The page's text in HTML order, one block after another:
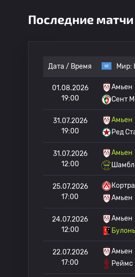
Последние матчи
Дата / Время Мир:
01.08.2026
19:00
Амьен
Сент
31.07.2026
19:00
Амьен
Ред
31.07.2026
12:00
Амьен
25.07.2026
17:00
Амьен
24.07.2026
12:00
Амьен
Булонь
22.07.2026
17:00
Амьен
Реймс